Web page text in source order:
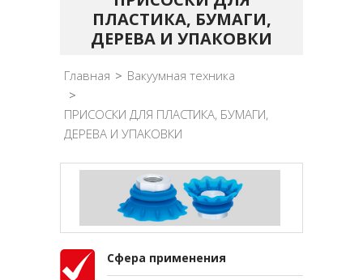
ПЛАСТИКА, БУМАГИ,
ДЕРЕВА И УПАКОВКИ
Главная > Вакуумная техника
>
ПРИСОСКИ ДЛЯ ПЛАСТИКА, БУМАГИ,
ДЕРЕВА И УПАКОВКИ
Сфера применения